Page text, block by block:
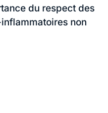
du respect des
non